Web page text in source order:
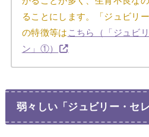
ることにします。「ジュビリ
の特徴等は こちら（「ジュビ
ン」①）
弱々しい「ジュビリー・セ